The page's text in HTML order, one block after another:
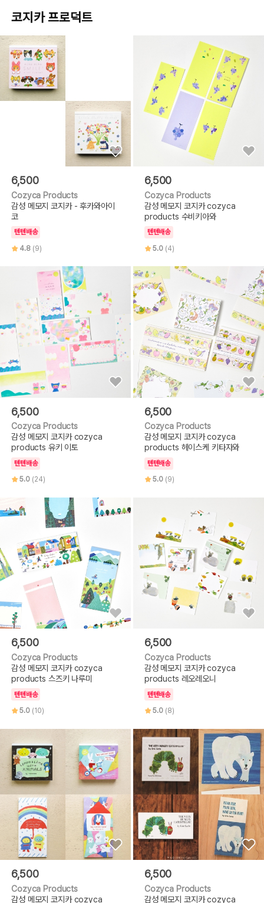
코지카 프로덕트
6,500
Cozyca Products
감성 메모지 코지카 - 후카와아이
코
텐텐배송
4.8 (9)
6,500
Cozyca Products
감성 메모지 코지카 cozyca
products 수비키아와
텐텐배송
5.0 (4)
6,500
Cozyca Products
감성 메모지 코지카 cozyca
products 유키 이토
텐텐배송
5.0 (24)
6,500
Cozyca Products
감성 메모지 코지카 cozyca
products 헤이스케 키타자와
텐텐배송
5.0 (9)
6,500
Cozyca Products
감성 메모지 코지카 cozyca
products 스즈키 나루미
텐텐배송
5.0 (10)
6,500
Cozyca Products
감성 메모지 코지카 cozyca
products 레오레오니
텐텐배송
5.0 (8)
6,500
Cozyca Products
감성 메모지 코지카 cozyca
6,500
Cozyca Products
감성 메모지 코지카 cozyca